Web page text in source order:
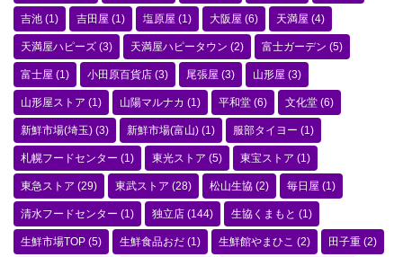
吉池 (1) 吉田屋 (1) 塩原屋 (1) 大阪屋 (6) 天満屋 (4)
天満屋ハピーズ (3) 天満屋ハピータウン (2) 富士ガーデン (5)
富士屋 (1) 小田原百貨店 (3) 尾張屋 (3) 山形屋 (3)
山形屋ストア (1) 山陽マルナカ (1) 平和堂 (6) 文化堂 (6)
新鮮市場(埼玉) (3) 新鮮市場(富山) (1) 服部タイヨー (1)
札幌フードセンター (1) 東光ストア (5) 東宝ストア (1)
東急ストア (29) 東武ストア (28) 松山生協 (2) 毎日屋 (1)
清水フードセンター (1) 独立店 (144) 生協くまもと (1)
生鮮市場TOP (5) 生鮮食品おだ (1) 生鮮館やまひこ (2) 田子重 (2)